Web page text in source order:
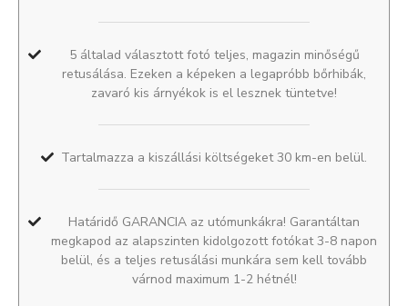
5 általad választott fotó teljes, magazin minőségű
retusálása. Ezeken a képeken a legapróbb bőrhibák,
zavaró kis árnyékok is el lesznek tüntetve!
Tartalmazza a kiszállási költségeket 30 km-en belül.
Határidő GARANCIA az utómunkákra! Garantáltan
megkapod az alapszinten kidolgozott fotókat 3-8 napon
belül, és a teljes retusálási munkára sem kell tovább
várnod maximum 1-2 hétnél!